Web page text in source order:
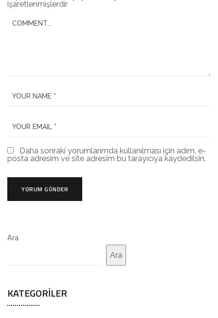
işaretlenmişlerdir
Daha sonraki yorumlarımda kullanılması için adım, e-
posta adresim ve site adresim bu tarayıcıya kaydedilsin.
Ara
Ara
KATEGORILER